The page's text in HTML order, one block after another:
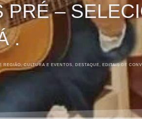
PRÉ –
.
REGIÃO,CULTURA E EVENTOS, DESTAQUE, EDITAIS DE